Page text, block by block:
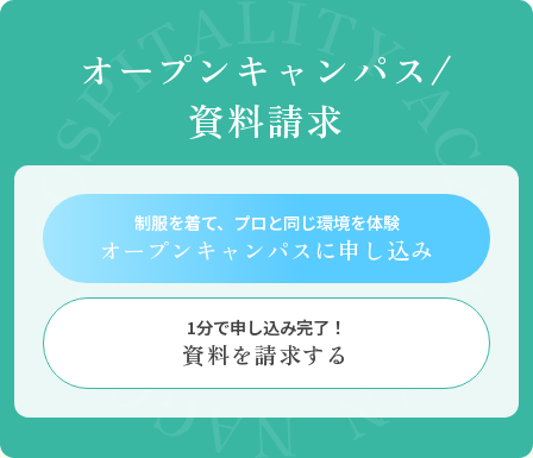
オープンキャンパス/
資料請求
制服を着て、プロと同じ環境を体験
オープンキャンパスに申し込み
1分で申し込み完了！
資料を請求する